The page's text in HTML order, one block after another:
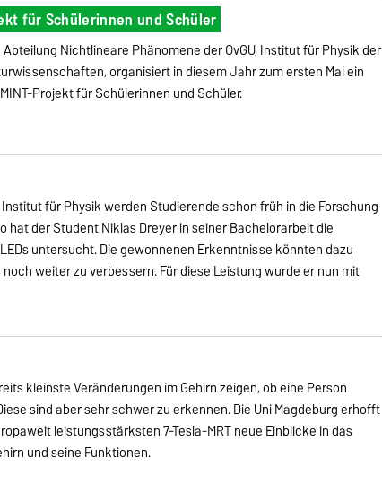
für Schülerinnen und Schüler
Abteilung Nichtlineare Phänomene der OvGU, Institut für Physik der
organisiert in diesem Jahr zum ersten Mal ein
Projekt für Schülerinnen und Schüler.
für Physik werden Studierende schon früh in die Forschung
hat der Student Niklas Dreyer in seiner Bachelorarbeit die
untersucht. Die gewonnenen Erkenntnisse könnten dazu
noch weiter zu verbessern. Für diese Leistung wurde er nun mit
kleinste Veränderungen im Gehirn zeigen, ob eine Person
sind aber sehr schwer zu erkennen. Die Uni Magdeburg erhofft
leistungsstärksten 7-Tesla-MRT neue Einblicke in das
und seine Funktionen.